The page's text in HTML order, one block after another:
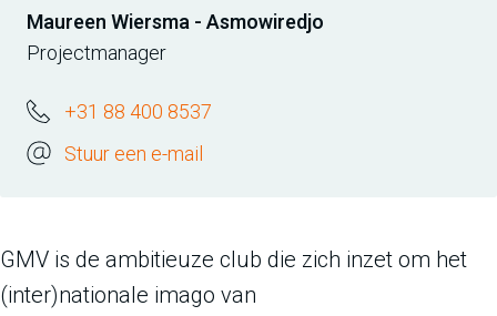
Maureen Wiersma - Asmowiredjo
Projectmanager
+31 88 400 8537
Stuur een e-mail
GMV is de ambitieuze club die zich inzet om het
(inter)nationale imago van